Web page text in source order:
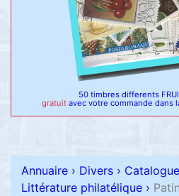
50 timbres differents
gratuit avec votre commande dans
Annuaire › Divers ›
Littérature philatélique ›